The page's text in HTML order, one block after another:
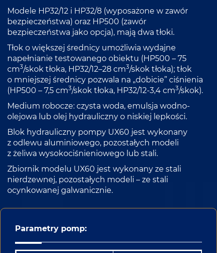
Modele HP32/12 i HP32/8 (wyposażone w zawór
bezpieczeństwa) oraz HP500 (zawór
bezpieczeństwa jako opcja), mają dwa tłoki.
Tłok o większej średnicy umożliwia wydajne
napełnianie testowanego obiektu (HP500 – 75
cm3/skok tłoka, HP32/12–28 cm3/skok tłoka); tłok
o mniejszej średnicy pozwala na „dobicie” ciśnienia
(HP500 – 7,5 cm3/skok tłoka, HP32/12-3,4 cm3/skok).
Medium robocze: czysta woda, emulsja wodno-
olejowa lub olej hydrauliczny o niskiej lepkości.
Blok hydrauliczny pompy UX60 jest wykonany
z odlewu aluminiowego, pozostałych modeli
z żeliwa wysokociśnieniowego lub stali.
Zbiornik modelu UX60 jest wykonany ze stali
nierdzewnej, pozostałych modeli – ze stali
ocynkowanej galwanicznie.
Parametry pomp: